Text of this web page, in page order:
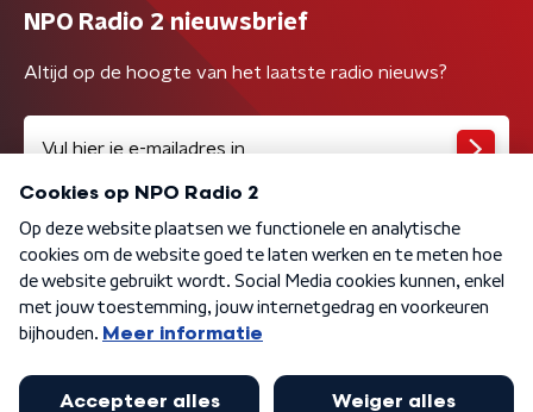
NPO Radio 2 nieuwsbrief
Altijd op de hoogte van het laatste radio nieuws?
Algemene voorwaarden